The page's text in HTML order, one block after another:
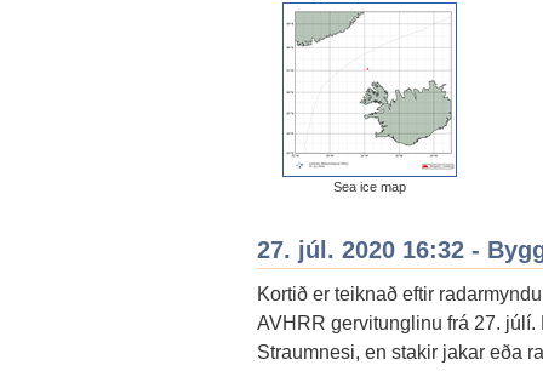
Sea ice map
27. júl. 2020 16:32 -
Kortið er teiknað eftir
AVHRR gervitunglinu frá 27.
Straumnesi, en stakir jakar eða